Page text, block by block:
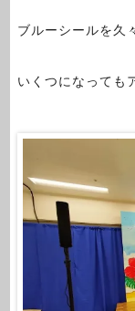
ブルーシールを久
いくつになっても